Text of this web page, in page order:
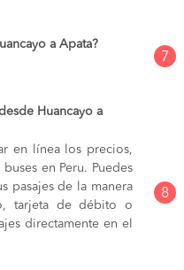
a Apata?
Huancayo a
en línea los precios,
en Peru. Puedes
pasajes de la manera
tarjeta de débito o
directamente en el
7
8